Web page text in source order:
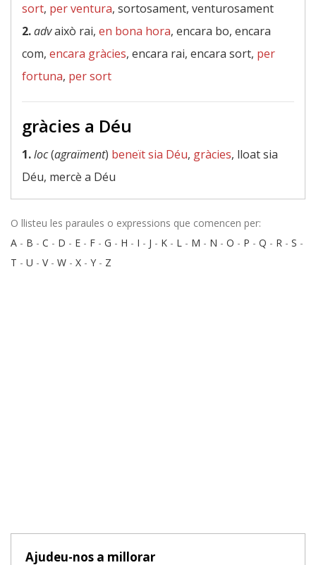
sort, per ventura, sortosament, venturosament
2.advaixò rai, en bona hora, encara bo, encara
com, encara gràcies, encara rai, encara sort, per
fortuna, per sort
gràcies a Déu
1.loc(agraïment) beneït sia Déu, gràcies, lloat sia
Déu, mercè a Déu
O llisteu les paraules o expressions que comencen per:
A - B - C - D - E - F - G - H - I - J - K - L - M - N - O - P - Q - R - S -
T - U - V- W - X - Y - Z
Ajudeu-nos a millorar